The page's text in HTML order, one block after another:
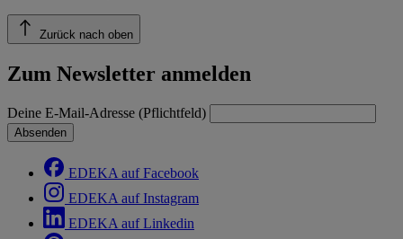
Zurück nach oben
Zum Newsletter anmelden
Deine E-Mail-Adresse (Pflichtfeld)
Absenden
EDEKA auf Facebook
EDEKA auf Instagram
EDEKA auf Linkedin